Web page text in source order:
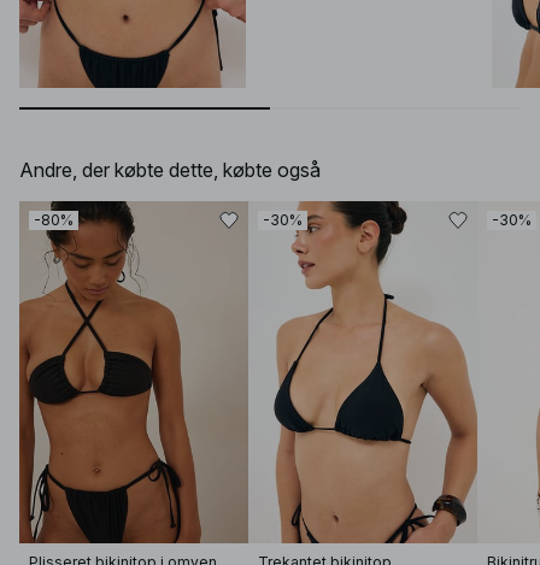
Andre, der købte dette, købte også
-80% -30% -30%